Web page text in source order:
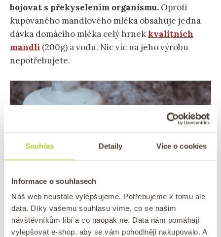
Souhlas Detaily Více o cookies
Informace o souhlasech
Náš web neustále vylepšujeme. Potřebujeme k tomu ale
data. Díky vašemu souhlasu víme, co se našim
návštěvníkům líbí a co naopak ne. Data nám pomáhají
vylepšovat e-shop, aby se vám pohodlněji nakupovalo. A
bojovat s překyselením organismu. Oproti
kupovaného mandlového mléka obsahuje jedna
dávka domácího mléka celý hrnek kvalitních
mandlí (200g) a vodu. Nic víc na jeho výrobu
nepotřebujete.
Domácí kokosové mléko
Domácí kokosové mlékoje exotický nápoj s